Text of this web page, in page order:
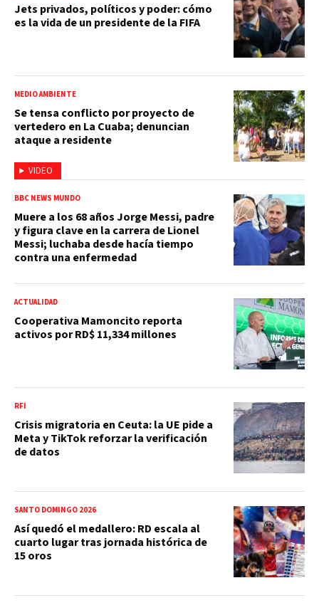
Jets privados, políticos y poder: cómo
es la vida de un presidente de la FIFA
VIDEO
MEDIO AMBIENTE
Se tensa conflicto por proyecto de
vertedero en La Cuaba; denuncian
ataque a residente
BBC NEWS MUNDO
Muere a los 68 años Jorge Messi, padre
y figura clave en la carrera de Lionel
Messi; luchaba desde hacía tiempo
contra una enfermedad
ACTUALIDAD
Cooperativa Mamoncito reporta
activos por RD$ 11,334 millones
RFI
Crisis migratoria en Ceuta: la UE pide a
Meta y TikTok reforzar la verificación
de datos
SANTO DOMINGO 2026
Así quedó el medallero: RD escala al
cuarto lugar tras jornada histórica de
15 oros